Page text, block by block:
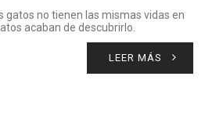
gatos no tienen las mismas vidas en
acaban de descubrirlo.
LEER MÁS